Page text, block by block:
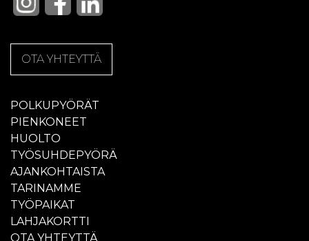
OTA YHTEYTTÄ
POLKUPYÖRÄT
PIENKONEET
HUOLTO
TYÖSUHDEPYÖRÄ
AJANKOHTAISTA
TARINAMME
TYÖPAIKAT
LAHJAKORTTI
OTA YHTEYTTÄ